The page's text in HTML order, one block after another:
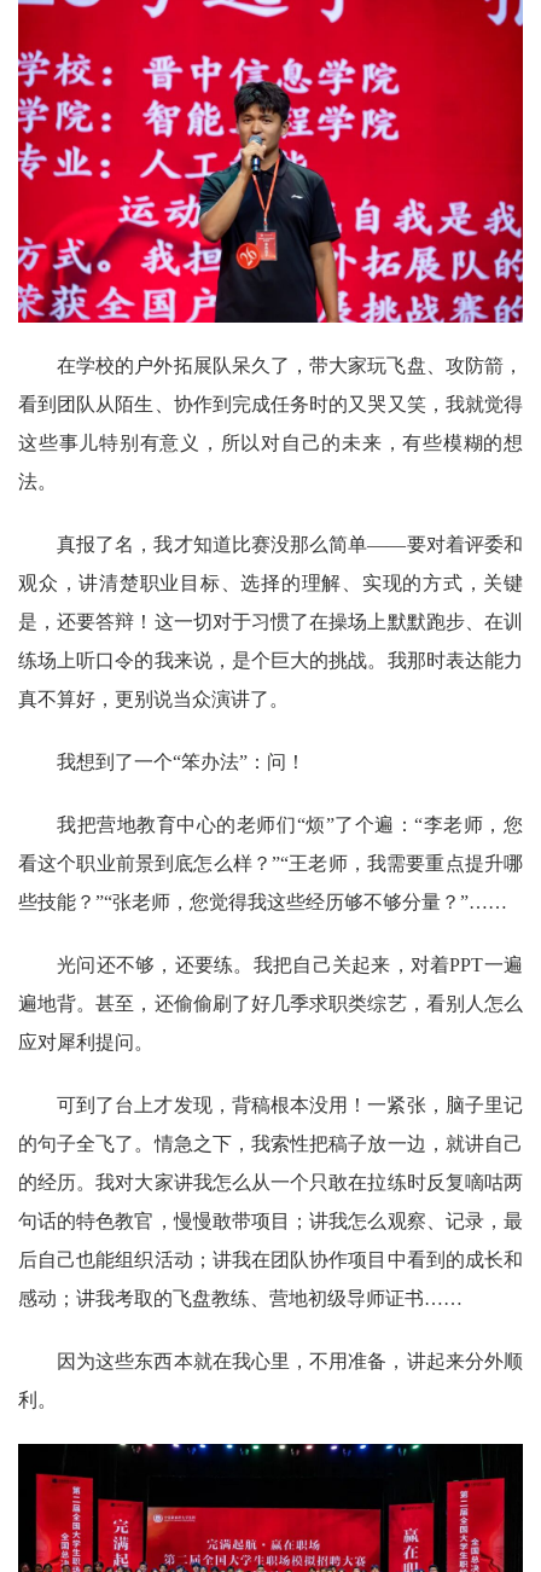
在学校的户外拓展队呆久了，带大家玩飞盘、攻防箭，
看到团队从陌生、协作到完成任务时的又哭又笑，我就觉得
这些事儿特别有意义，所以对自己的未来，有些模糊的想
法。
真报了名，我才知道比赛没那么简单——要对着评委和
观众，讲清楚职业目标、选择的理解、实现的方式，关键
是，还要答辩！这一切对于习惯了在操场上默默跑步、在训
练场上听口令的我来说，是个巨大的挑战。我那时表达能力
真不算好，更别说当众演讲了。
我想到了一个“笨办法”：问！
我把营地教育中心的老师们“烦”了个遍：“李老师，您
看这个职业前景到底怎么样？”“王老师，我需要重点提升哪
些技能？”“张老师，您觉得我这些经历够不够分量？”……
光问还不够，还要练。我把自己关起来，对着PPT一遍
遍地背。甚至，还偷偷刷了好几季求职类综艺，看别人怎么
应对犀利提问。
可到了台上才发现，背稿根本没用！一紧张，脑子里记
的句子全飞了。情急之下，我索性把稿子放一边，就讲自己
的经历。我对大家讲我怎么从一个只敢在拉练时反复嘀咕两
句话的特色教官，慢慢敢带项目；讲我怎么观察、记录，最
后自己也能组织活动；讲我在团队协作项目中看到的成长和
感动；讲我考取的飞盘教练、营地初级导师证书……
因为这些东西本就在我心里，不用准备，讲起来分外顺
利。